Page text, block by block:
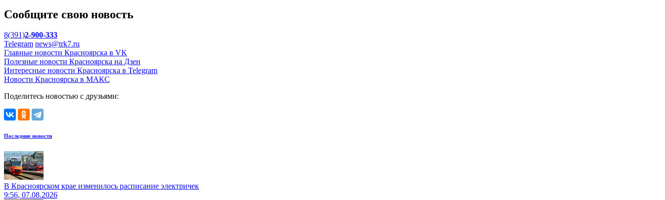
Сообщите свою новость
8(391)2-900-333
Telegram news@trk7.ru
Главные новости Красноярска в VK
Полезные новости Красноярска на Дзен
Интересные новости Красноярска в Telegram
Новости Красноярска в МАКС
Поделитесь новостью с друзьями:
Последние новости
В Красноярском крае изменилось расписание электричек
9:56, 07.08.2026